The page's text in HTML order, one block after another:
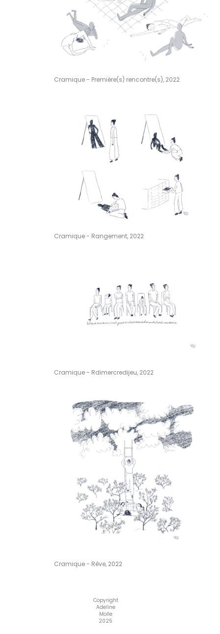
Cramique - Première(s) rencontre(s), 2022
Cramique - Rangement, 2022
Cramique - Rdimercredijeu, 2022
Cramique - Rêve, 2022
Copyright
Adeline
Molle
2025